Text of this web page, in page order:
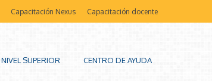
Capacitación Nexus Capacitación docente
NIVEL SUPERIOR CENTRO DE AYUDA